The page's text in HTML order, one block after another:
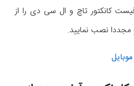
کانکتور تاچ و ال سی دی را از
نصب نمایید.